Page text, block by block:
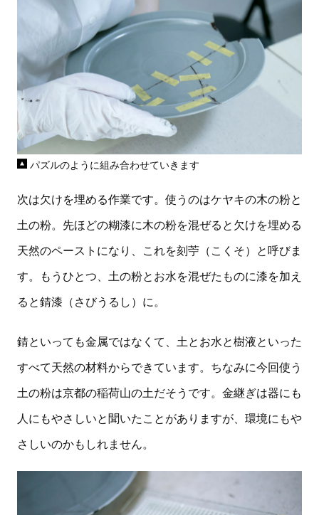
パズルのように組み合わせていきます
次は欠けを埋める作業です。使うのはケヤキの木の粉と
土の粉。先ほどの糊漆に木の粉を混ぜると欠けを埋める
天然のペーストになり、これを刻苧（こくそ）と呼びま
す。もうひとつ、土の粉とお水を混ぜたものに漆を加え
ると錆漆（さびうるし）に。
錆といっても金属ではなくて、土とお水と樹液といった
すべて天然の材料からできています。ちなみに今回使う
土の粉は京都の稲荷山の土だそうです。金継ぎは器にも
人にもやさしいと聞いたことがありますが、環境にもや
さしいのかもしれません。